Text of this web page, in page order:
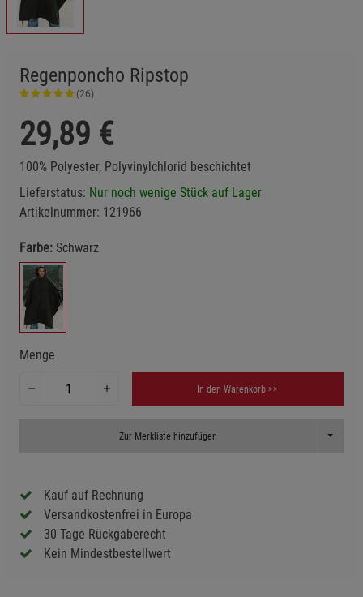
Regenponcho Ripstop
(26)
29,89 €
100% Polyester, Polyvinylchlorid beschichtet
Lieferstatus: Nur noch wenige Stück auf Lager
Artikelnummer: 121966
Farbe: Schwarz
Menge
In den Warenkorb >>
Zur Merkliste hinzufügen Toggle
Kauf auf Rechnung
Versandkostenfrei in Europa
30 Tage Rückgaberecht
Kein Mindestbestellwert